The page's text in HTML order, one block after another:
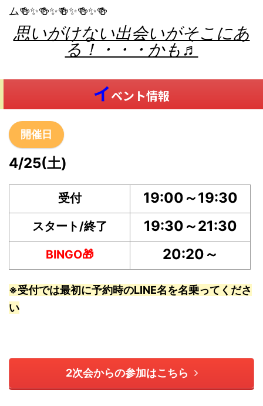
ム🍻✨🍻✨🍻✨🍻✨🍻
思いがけない出会いがそこにあ
る！・・・かも♬
イベント情報
開催日
4/25(土)
受付 19:00～19:30
スタート/終了 19:30～21:30
BINGO🎁 20:20～
※受付では最初に予約時のLINE名を名乗ってくださ
い
2次会からの参加はこちら